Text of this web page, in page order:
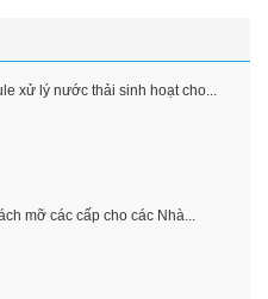
xử lý nước thải sinh hoạt cho...
mỡ các cấp cho các Nhà...